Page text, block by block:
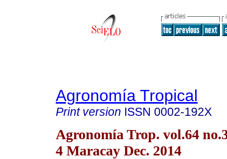
Agronomía Tropical
Print version ISSN 0002-192X
Agronomía Trop. vol.64
4 Maracay Dec. 2014